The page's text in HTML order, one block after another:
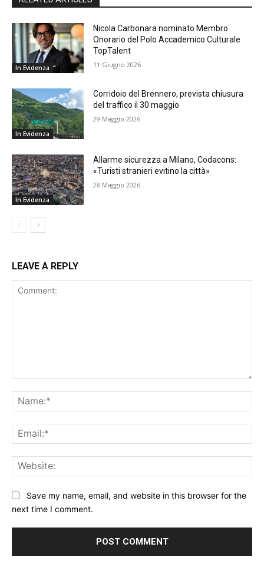
In Evidenza
Nicola Carbonara nominato Membro
Onorario del Polo Accademico Culturale
TopTalent
11 Giugno 2026
In Evidenza
Corridoio del Brennero, prevista chiusura
del traffico il 30 maggio
29 Maggio 2026
In Evidenza
Allarme sicurezza a Milano, Codacons:
«Turisti stranieri evitino la città»
28 Maggio 2026
LEAVE A REPLY
Save my name, email, and website in this browser for the
next time I comment.